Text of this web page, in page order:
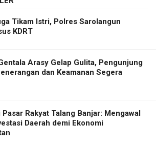
Tikam Istri, Polres Sarolangun
KDRT
Arasy Gelap Gulita, Pengunjung
dan Keamanan Segera
Pasar Rakyat Talang Banjar: Mengawal
Daerah demi Ekonomi